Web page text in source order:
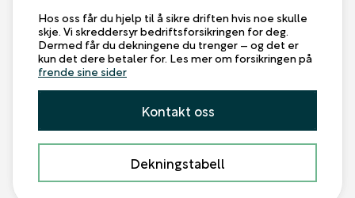
Hos oss får du hjelp til å sikre driften hvis noe skulle
skje. Vi skreddersyr bedriftsforsikringen for deg.
Dermed får du dekningene du trenger – og det er
kun det dere betaler for. Les mer om forsikringen på
frende sine sider
Kontakt oss
Dekningstabell